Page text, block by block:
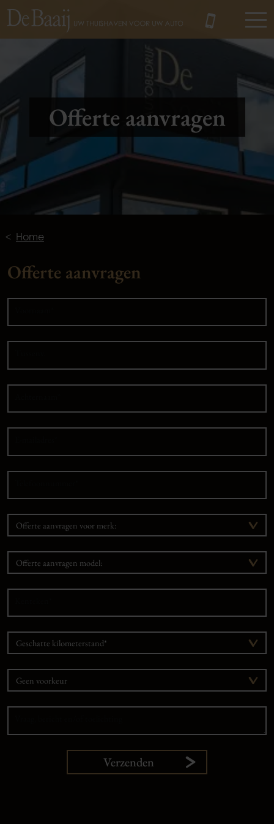
Offerte aanvragen
Home
Offerte aanvragen
Offerte aanvragen voor merk:
Offerte aanvragen model:
Geschatte kilometerstand*
Graag contact via:
Verzenden